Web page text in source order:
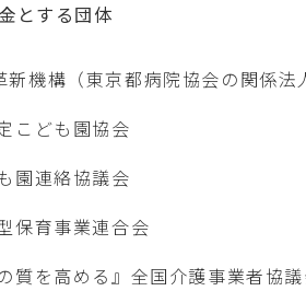
とする団体
機構（東京都病院協会の関係法
こども園協会
園連絡協議会
保育事業連合会
質を高める』全国介護事業者協